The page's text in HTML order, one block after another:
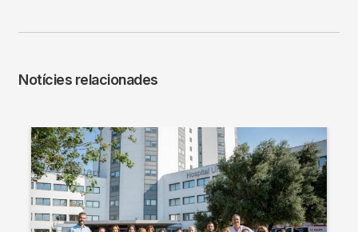
Notícies relacionades